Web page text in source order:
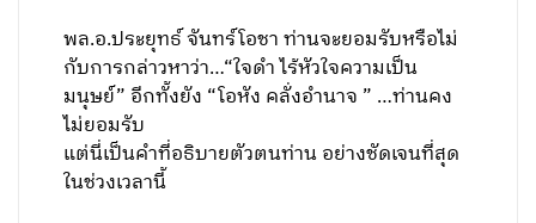
พล.อ.ประยุทธ์ จันทร์โอชา ท่านจะยอมรับหรือไม่
กับการกล่าวหาว่า…“ใจดำ ไร้หัวใจความเป็น
มนุษย์” อีกทั้งยัง “โอหัง คลั่งอำนาจ ” …ท่านคง
ไม่ยอมรับ
แต่นี่เป็นคำที่อธิบายตัวตนท่าน อย่างชัดเจนที่สุด
ในช่วงเวลานี้